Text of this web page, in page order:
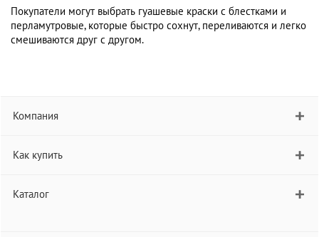
Покупатели могут выбрать гуашевые краски с блестками и
перламутровые, которые быстро сохнут, переливаются и легко
смешиваются друг с другом.
Компания
Как купить
Каталог